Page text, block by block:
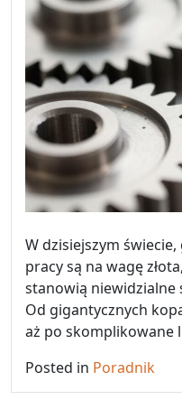
W dzisiejszym
pracy są na wagę
stanowią niewidzialne
Od gigantycznych
aż po skomplikowane
Posted in Poradnik